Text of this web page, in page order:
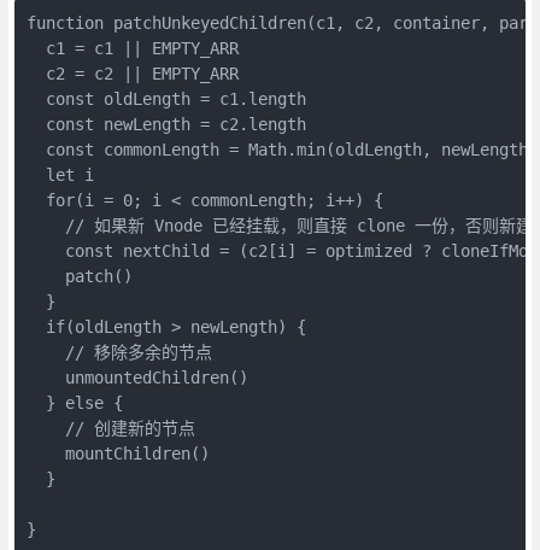
function patchUnkeyedChildren(c1, c2, container,
  c1 = c1 || EMPTY_ARR
  c2 = c2 || EMPTY_ARR
  const oldLength = c1.length
  const newLength = c2.length
  const commonLength = Math.min(oldLength, newLength)
  let i
  for(i = 0; i < commonLength; i++) {
// 如果新 Vnode 已经挂载，则直接 clone 一份，否则新建
const nextChild = (c2[i] = optimized ?
    patch()
  }
  if(oldLength > newLength) {
    // 移除多余的节点
    unmountedChildren()
  } else {
    // 创建新的节点
    mountChildren()
  }
}